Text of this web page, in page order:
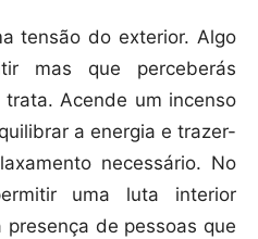
tensão do exterior. Algo
mas que perceberás
Acende um incenso
a energia e trazer-
necessário. No
uma luta interior
de pessoas que